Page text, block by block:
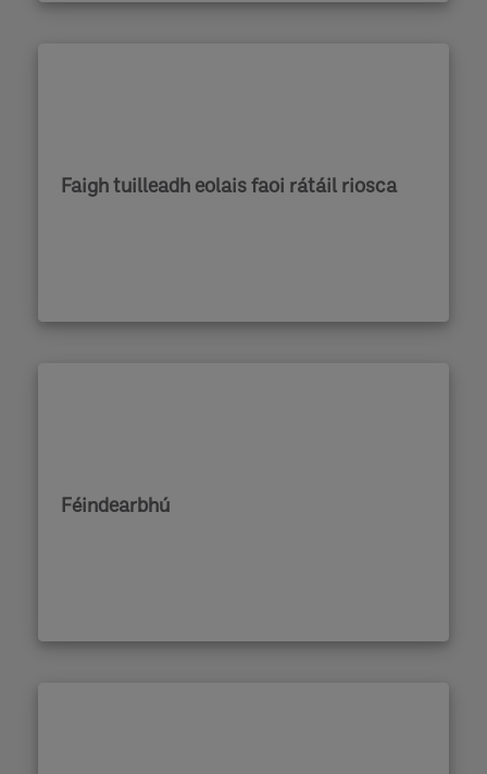
Faigh tuilleadh eolais faoi rátáil riosca
Féindearbhú